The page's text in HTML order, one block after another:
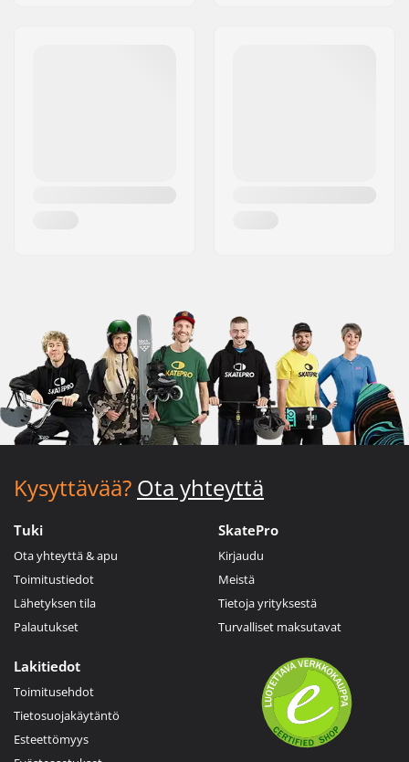
Kysyttävää? Ota yhteyttä
Tuki
Ota yhteyttä & apu
Toimitustiedot
Lähetyksen tila
Palautukset
SkatePro
Kirjaudu
Meistä
Tietoja yrityksestä
Turvalliset maksutavat
Lakitiedot
Toimitusehdot
Tietosuojakäytäntö
Esteettömyys